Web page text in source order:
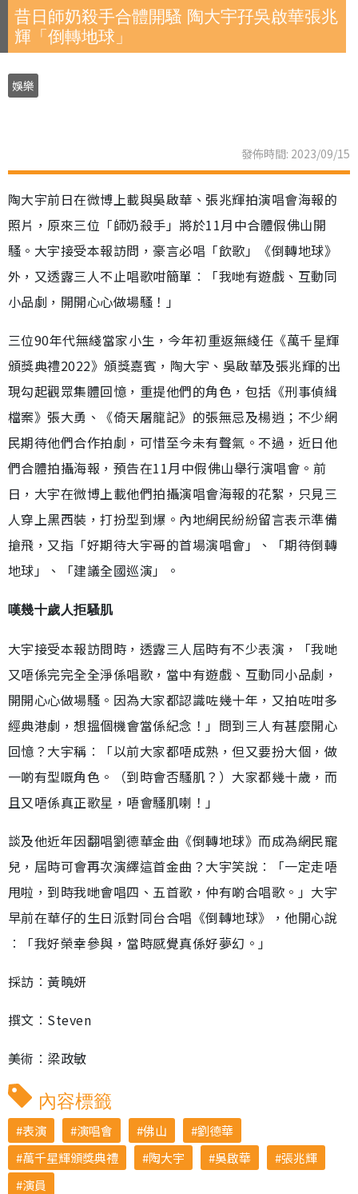
昔日師奶殺手合體開騷 陶大宇孖吳啟華張兆
輝「倒轉地球」
娛樂
發佈時間: 2023/09/15
陶大宇前日在微博上載與吳啟華、張兆輝拍演唱會海報的
照片，原來三位「師奶殺手」將於11月中合體假佛山開
騷。大宇接受本報訪問，豪言必唱「飲歌」《倒轉地球》
外，又透露三人不止唱歌咁簡單︰「我哋有遊戲、互動同
小品劇，開開心心做場騷！」
三位90年代無綫當家小生，今年初重返無綫任《萬千星輝
頒獎典禮2022》頒獎嘉賓，陶大宇、吳啟華及張兆輝的出
現勾起觀眾集體回憶，重提他們的角色，包括《刑事偵緝
檔案》張大勇、《倚天屠龍記》的張無忌及楊逍；不少網
民期待他們合作拍劇，可惜至今未有聲氣。不過，近日他
們合體拍攝海報，預告在11月中假佛山舉行演唱會。前
日，大宇在微博上載他們拍攝演唱會海報的花絮，只見三
人穿上黑西裝，打扮型到爆。內地網民紛紛留言表示準備
搶飛，又指「好期待大宇哥的首場演唱會」、「期待倒轉
地球」、「建議全國巡演」。
嘆幾十歲人拒騷肌
大宇接受本報訪問時，透露三人屆時有不少表演，「我哋
又唔係完完全全淨係唱歌，當中有遊戲、互動同小品劇，
開開心心做場騷。因為大家都認識咗幾十年，又拍咗咁多
經典港劇，想搵個機會當係紀念！」問到三人有甚麼開心
回憶？大宇稱︰「以前大家都唔成熟，但又要扮大個，做
一啲有型嘅角色。（到時會否騷肌？）大家都幾十歲，而
且又唔係真正歌星，唔會騷肌喇！」
談及他近年因翻唱劉德華金曲《倒轉地球》而成為網民寵
兒，屆時可會再次演繹這首金曲？大宇笑說︰「一定走唔
甩啦，到時我哋會唱四、五首歌，仲有啲合唱歌。」大宇
早前在華仔的生日派對同台合唱《倒轉地球》，他開心說
︰「我好榮幸參與，當時感覺真係好夢幻。」
採訪︰黃曉妍
撰文︰Steven
美術︰梁政敏
內容標籤
表演 演唱會 佛山
劉德華
萬千星輝頒獎典禮
陶大宇 吳啟華
張兆輝
演員